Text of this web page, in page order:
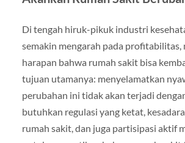
Di tengah hiruk-pikuk industri
semakin mengarah pada profitabilitas,
harapan bahwa rumah sakit bisa
tujuan utamanya: menyelamatkan
perubahan ini tidak akan terjadi
butuhkan regulasi yang ketat,
rumah sakit, dan juga partisipasi aktif